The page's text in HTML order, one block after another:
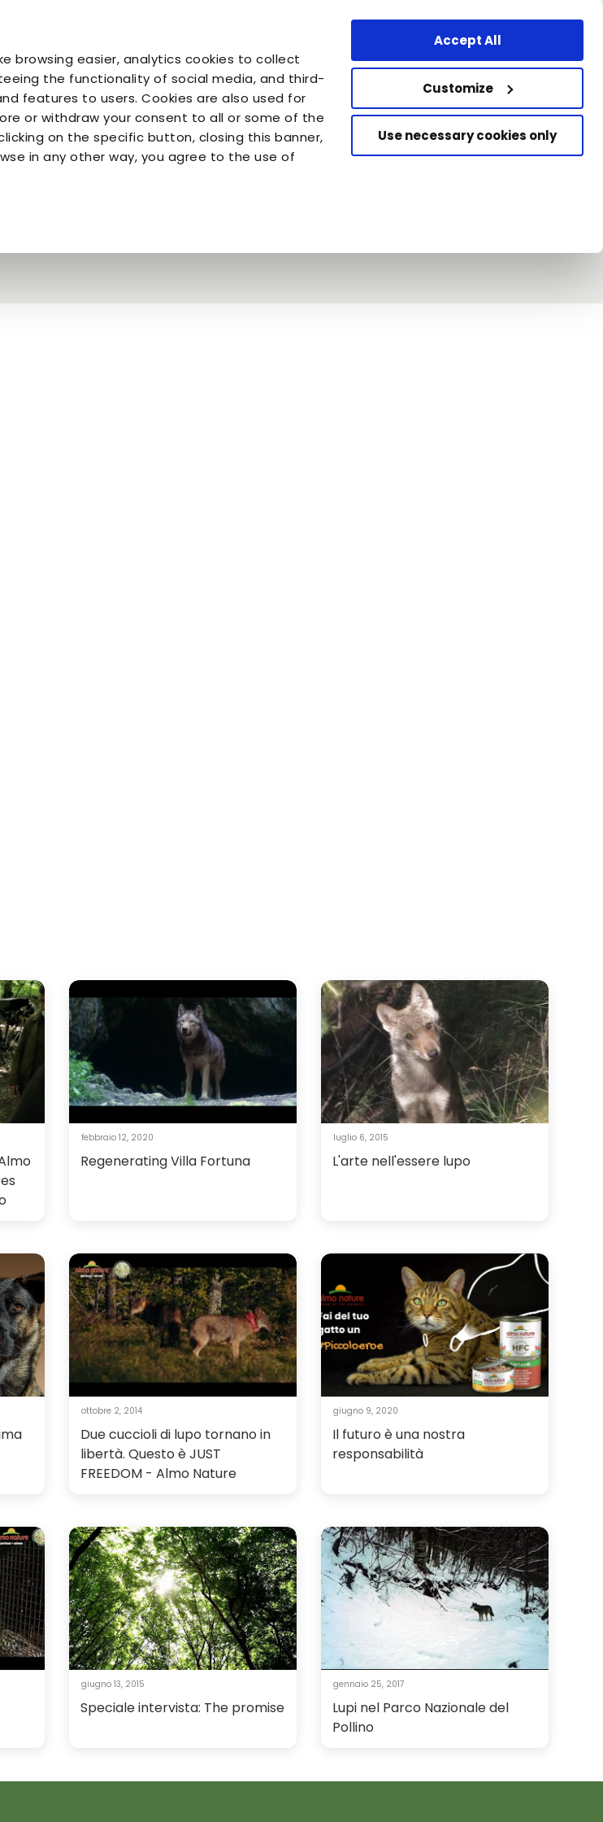
browsing easier, analytics cookies to collect
the functionality of social media, and third-
features to users. Cookies are also used for
or withdraw your consent to all or some of the
on the specific button, closing this banner,
in any other way, you agree to the use of
Accept All
Customize
Use necessary cookies only
Tu sei
il Pianeta
Tu sei
Almo Nature
Carica la tua adozione.
Aiuta altri cani e gatti che
aspettano di essere adottati
più grande...
a un bene più
febbraio 12, 2020
Regenerating Villa Fortuna
luglio 6, 2015
L'arte nell'essere lupo
ottobre 2, 2014
Due cuccioli di lupo tornano in
libertà. Questo è JUST
FREEDOM - Almo Nature
giugno 9, 2020
Il futuro è una nostra
responsabilità
giugno 13, 2015
Speciale intervista: The promise
gennaio 25, 2017
Lupi nel Parco Nazionale del
Pollino